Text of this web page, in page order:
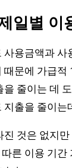
일별 이
사용금액과 사
때문에 가급적
줄이는 데
출을 줄이는
것은 없지
른 이용 기간